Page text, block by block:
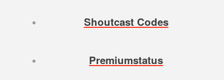
Shoutcast Codes
Premiumstatus